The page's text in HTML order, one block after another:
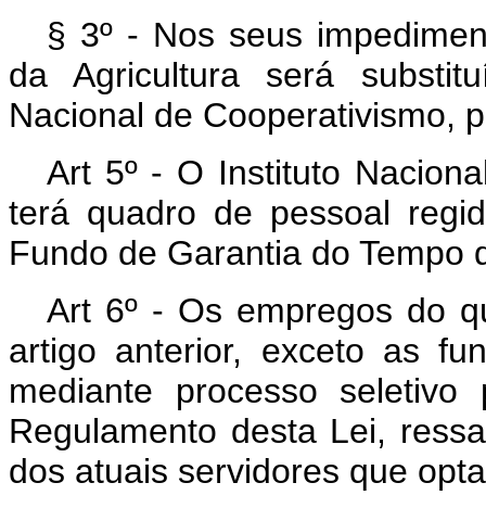
§ 3º - Nos seus
da Agricultura será
Nacional de Cooperativismo,
Art 5º - O Instituto
terá quadro de pessoal
Fundo de Garantia do Tempo
Art 6º - Os empregos do
artigo anterior, exceto as
mediante processo
Regulamento desta Lei,
dos atuais servidores que